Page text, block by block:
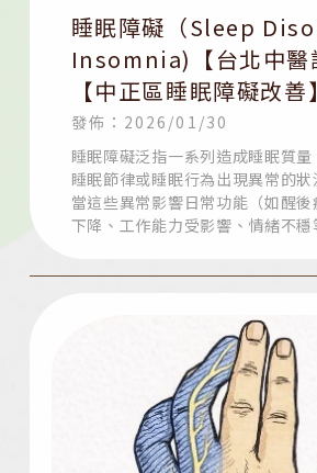
睡眠障礙（Sleep
Insomnia)【台北中醫
【中正區睡眠障礙改善】
發佈：2026/01/30
睡眠障礙泛指一系列造成睡眠質量
睡眠節律或睡眠行為出現異常的狀
當這些異常影響日常功能（如醒
下降、工作能力受影響、情緒不